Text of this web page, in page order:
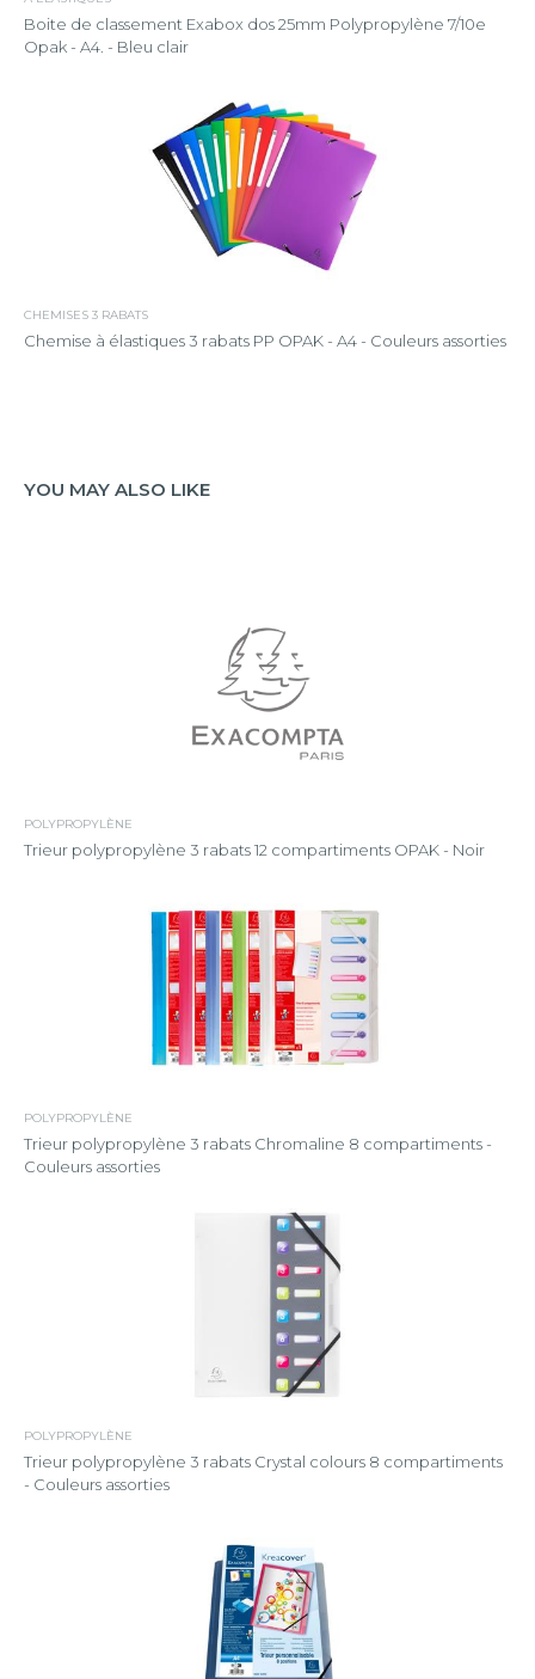
Boite de classement Exabox dos 25mm Polypropylène 7/10e
Opak - A4. - Bleu clair
CHEMISES 3 RABATS
Chemise à élastiques 3 rabats PP OPAK - A4 - Couleurs assorties
YOU MAY ALSO LIKE
POLYPROPYLÈNE
Trieur polypropylène 3 rabats 12 compartiments OPAK - Noir
POLYPROPYLÈNE
Trieur polypropylène 3 rabats Chromaline 8 compartiments -
Couleurs assorties
POLYPROPYLÈNE
Trieur polypropylène 3 rabats Crystal colours 8 compartiments
- Couleurs assorties